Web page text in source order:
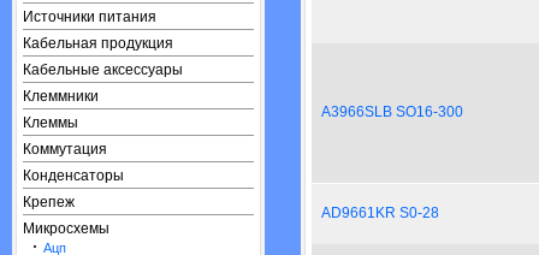
Источники питания
Кабельная продукция
Кабельные аксессуары
Клеммники
Клеммы
Коммутация
Конденсаторы
Крепеж
Микросхемы
· Ацп
A3966SLB SO16-300
AD9661KR S0-28